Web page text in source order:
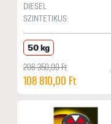
DIESEL
SZINTETIKUS
50 kg
206 350,00 Ft
108 810,00 Ft